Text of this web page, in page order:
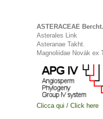
ASTERACEAE
Asterales Link
Asteranae Takht.
Magnoliidae Novák ex
Clicca qui / Click here